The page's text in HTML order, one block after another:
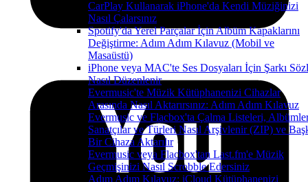
CarPlay Kullanarak iPhone'da Kendi Müziğinizi
Nasıl Çalarsınız
Spotify'da Yerel Parçalar İçin Albüm Kapaklarını
Değiştirme: Adım Adım Kılavuz (Mobil ve
Masaüstü)
iPhone veya MAC'te Ses Dosyaları İçin Şarkı
Nasıl Düzenlenir
Evermusic'te Müzik Kütüphanenizi Cihazlar
Arasında Nasıl Aktarırsınız: Adım Adım Kılavuz
Evermusic ve Flacbox'ta Çalma Listeleri,
Sanatçılar ve Türleri Nasıl Arşivlenir (ZIP) ve
Bir Cihaza Aktarılır
Evermusic veya Flacbox'tan Last.fm'e Müzik
Geçmişinizi Nasıl Scrobble Edersiniz
Adım Adım Kılavuz: iCloud Kütüphanenizi